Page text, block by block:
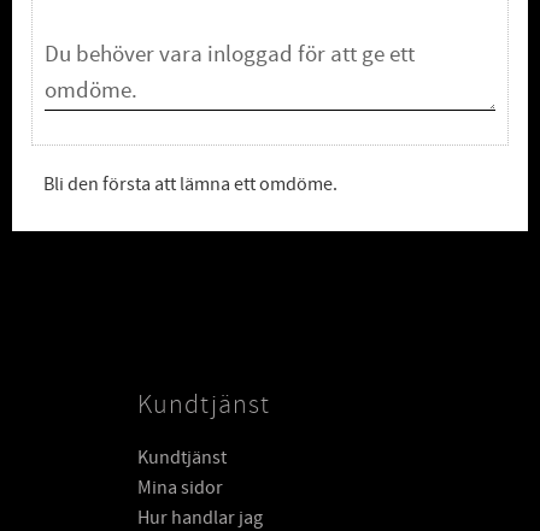
Bli den första att lämna ett omdöme.
Kundtjänst
Kundtjänst
Mina sidor
Hur handlar jag